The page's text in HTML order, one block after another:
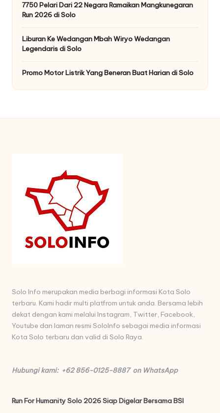
7750 Pelari Dari 22 Negara Ramaikan Mangkunegaran
Run 2026 di Solo
Liburan Ke Wedangan Mbah Wiryo Wedangan
Legendaris di Solo
Promo Motor Listrik Yang Beneran Buat Harian di Solo
Solo Info merupakan media berbagi informasi Kota Solo
terbaru. Kami hadir multi platfrom untuk anda. Bersama lebih
dekat dengan kami melalui Instagram, Twitter, Facebook,
Youtube dan laman resmi SoloInfo sebagai media informasi
Kota Solo terbaru dan valid di Solo Raya.
Hubungi kami: +62 856-0125-8887 on WhatsApp
Run For Humanity Solo 2026 Siap Digelar Bersama BSI